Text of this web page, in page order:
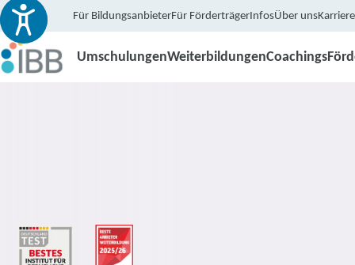
Für BildungsanbieterFür FörderträgerInfosÜber unsKarriere
UmschulungenWeiterbildungenCoachings